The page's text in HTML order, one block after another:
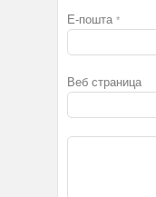
Е-пошта *
Веб страница